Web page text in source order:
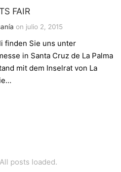
FAIR
on julio 2, 2015
finden Sie uns unter
in Santa Cruz de La Palma
mit dem Inselrat von La
All posts loaded.